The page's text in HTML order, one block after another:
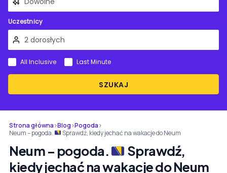
Uczestnicy
SZUKAJ
All Inclusive Last Minute
Strona główna›Blog›Pogoda›
Neum – pogoda.
Sprawdź, kiedy jechać na wakacje do Neum
Neum – pogoda.
Sprawdź,
kiedy jechać na wakacje do Neum